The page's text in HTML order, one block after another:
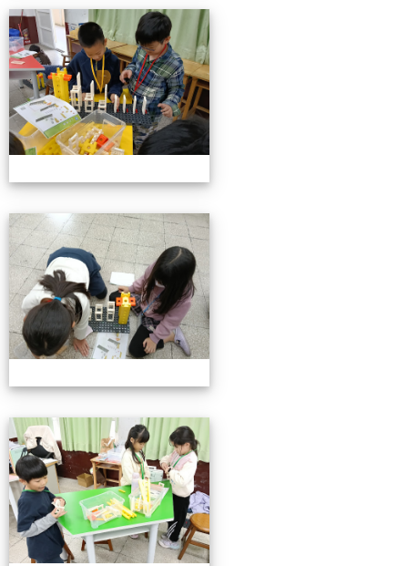
小小機關工程師育樂營